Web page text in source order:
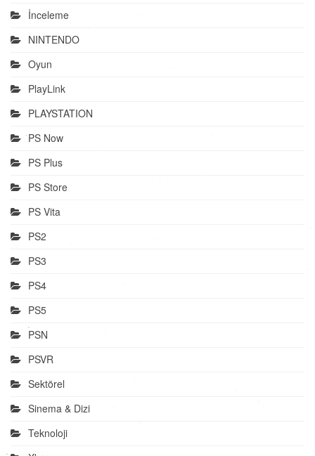
İnceleme
NINTENDO
Oyun
PlayLink
PLAYSTATION
PS Now
PS Plus
PS Store
PS Vita
PS2
PS3
PS4
PS5
PSN
PSVR
Sektörel
Sinema & Dizi
Teknoloji